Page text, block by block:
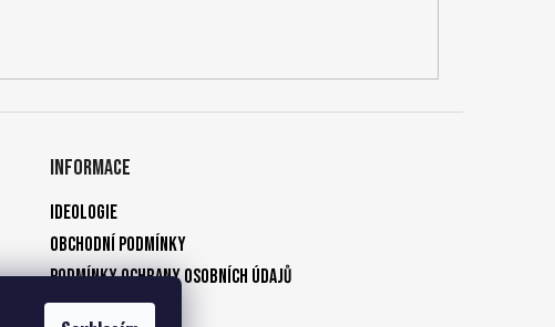
Informace
Ideologie
Obchodní podmínky
Podmínky ochrany osobních údajů
Kontakty